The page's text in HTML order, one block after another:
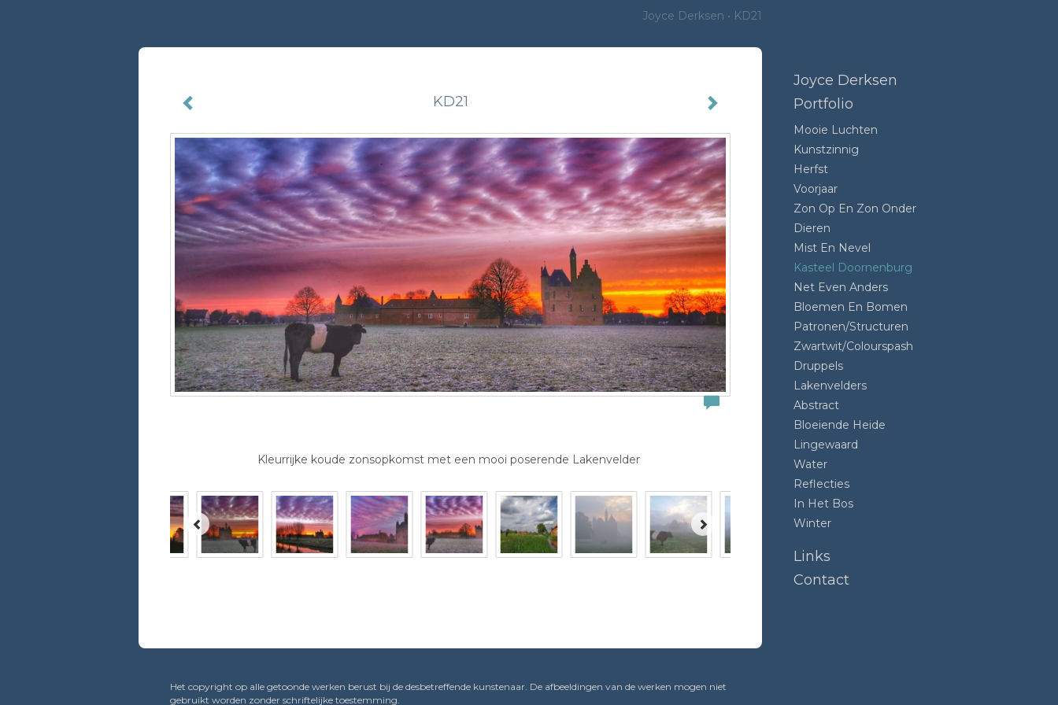
Joyce Derksen KD21
KD21
Kleurrijke koude zonsopkomst met een mooi poserende Lakenvelder
Joyce Derksen
Portfolio
Mooie Luchten
Kunstzinnig
Herfst
Voorjaar
Zon Op En Zon Onder
Dieren
Mist En Nevel
Kasteel Doornenburg
Net Even Anders
Bloemen En Bomen
Patronen/structuren
Zwartwit/colourspash
Druppels
Lakenvelders
Abstract
Bloeiende Heide
Lingewaard
Water
Reflecties
In Het Bos
Winter
Links
Contact
Het copyright op alle getoonde werken berust bij de desbetreffende kunstenaar. De afbeeldingen van de werken mogen niet
gebruikt worden zonder schriftelijke toestemming.